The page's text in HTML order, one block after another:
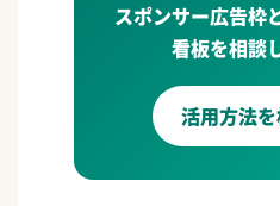
スポンサー広告枠
看板を相談
活用方法